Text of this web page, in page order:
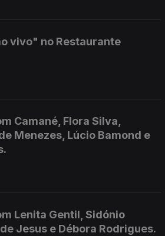
vivo" no Restaurante
Camané, Flora Silva,
Menezes, Lúcio Bamond e
Lenita Gentil, Sidónio
Jesus e Débora Rodrigues.